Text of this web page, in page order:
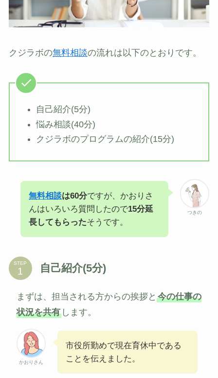
クジラボの無料相談の流れは以下のとおりです。
自己紹介(5分)
悩み相談(40分)
クジラボのプログラムの紹介(15分)
つきの
無料相談は60分ですが、かおりさ
んはいろいろ質問したので15分延
長してもらったそうです。
STEP 自己紹介(5分)
まずは、担当される方からの挨拶と 今の仕事の
状況を共有します。
かおりさん
市役所勤めで現在育休中である
ことを伝えました。